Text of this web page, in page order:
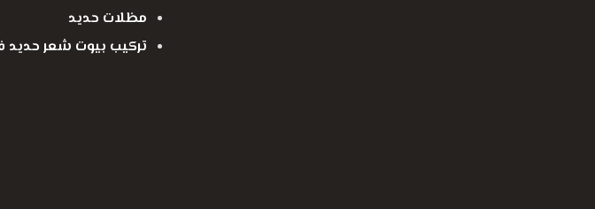
مظلات حديد
تركيب بيوت شعر حديد في